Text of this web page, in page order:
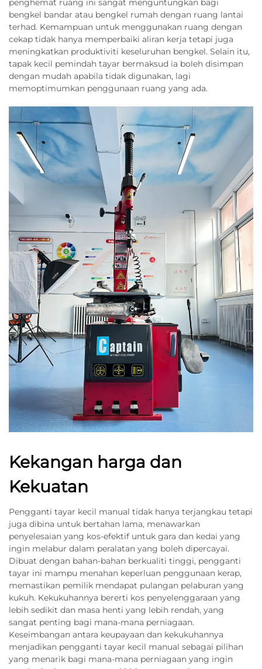
penghemat ruang ini sangat menguntungkan bagi
bengkel bandar atau bengkel rumah dengan ruang lantai
terhad. Kemampuan untuk menggunakan ruang dengan
cekap tidak hanya memperbaiki aliran kerja tetapi juga
meningkatkan produktiviti keseluruhan bengkel. Selain itu,
tapak kecil pemindah tayar bermaksud ia boleh disimpan
dengan mudah apabila tidak digunakan, lagi
memoptimumkan penggunaan ruang yang ada.
Kekangan harga dan
Kekuatan
Pengganti tayar kecil manual tidak hanya terjangkau tetapi
juga dibina untuk bertahan lama, menawarkan
penyelesaian yang kos-efektif untuk gara dan kedai yang
ingin melabur dalam peralatan yang boleh dipercayai.
Dibuat dengan bahan-bahan berkualiti tinggi, pengganti
tayar ini mampu menahan keperluan penggunaan kerap,
memastikan pemilik mendapat pulangan pelaburan yang
kukuh. Kekukuhannya bererti kos penyelenggaraan yang
lebih sedikit dan masa henti yang lebih rendah, yang
sangat penting bagi mana-mana perniagaan.
Keseimbangan antara keupayaan dan kekukuhannya
menjadikan pengganti tayar kecil manual sebagai pilihan
yang menarik bagi mana-mana perniagaan yang ingin